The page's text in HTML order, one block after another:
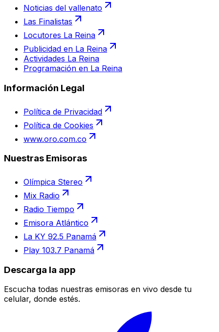
Noticias del vallenato
Las Finalistas
Locutores La Reina
Publicidad en La Reina
Actividades La Reina
Programación en La Reina
Información Legal
Política de Privacidad
Política de Cookies
www.oro.com.co
Nuestras Emisoras
Olímpica Stereo
Mix Radio
Radio Tiempo
Emisora Atlántico
La KY 92.5 Panamá
Play 103.7 Panamá
Descarga la app
Escucha todas nuestras emisoras en vivo desde tu
celular, donde estés.